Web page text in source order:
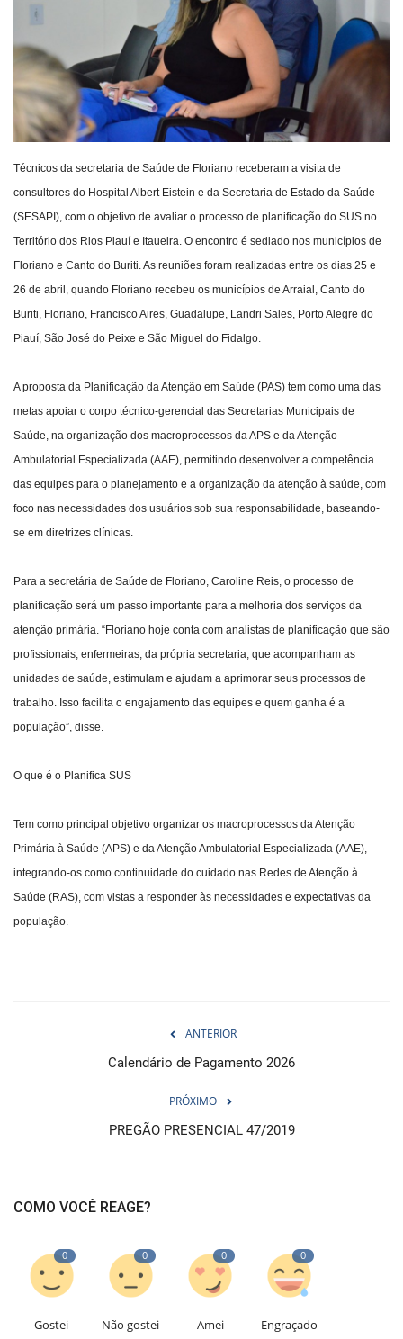
Webmail
Contato
Técnicos da secretaria de Saúde de Floriano receberam a visita de
consultores do Hospital Albert Eistein e da Secretaria de Estado da Saúde
(SESAPI), com o objetivo de avaliar o processo de planificação do SUS no
Território dos Rios Piauí e Itaueira. O encontro é sediado nos municípios de
Floriano e Canto do Buriti. As reuniões foram realizadas entre os dias 25 e
26 de abril, quando Floriano recebeu os municípios de Arraial, Canto do
Buriti, Floriano, Francisco Aires, Guadalupe, Landri Sales, Porto Alegre do
Piauí, São José do Peixe e São Miguel do Fidalgo.
A proposta da Planificação da Atenção em Saúde (PAS) tem como uma das
metas apoiar o corpo técnico-gerencial das Secretarias Municipais de
Saúde, na organização dos macroprocessos da APS e da Atenção
Ambulatorial Especializada (AAE), permitindo desenvolver a competência
das equipes para o planejamento e a organização da atenção à saúde, com
foco nas necessidades dos usuários sob sua responsabilidade, baseando-
se em diretrizes clínicas.
Para a secretária de Saúde de Floriano, Caroline Reis, o processo de
planificação será um passo importante para a melhoria dos serviços da
atenção primária. “Floriano hoje conta com analistas de planificação que são
profissionais, enfermeiras, da própria secretaria, que acompanham as
unidades de saúde, estimulam e ajudam a aprimorar seus processos de
trabalho. Isso facilita o engajamento das equipes e quem ganha é a
população”, disse.
O que é o Planifica SUS
Tem como principal objetivo organizar os macroprocessos da Atenção
Primária à Saúde (APS) e da Atenção Ambulatorial Especializada (AAE),
integrando-os como continuidade do cuidado nas Redes de Atenção à
Saúde (RAS), com vistas a responder às necessidades e expectativas da
população.
ANTERIOR
Calendário de Pagamento 2026
PRÓXIMO
PREGÃO PRESENCIAL 47/2019
COMO VOCÊ REAGE?
0
Gostei
0
Não gostei
0
Amei
0
Engraçado